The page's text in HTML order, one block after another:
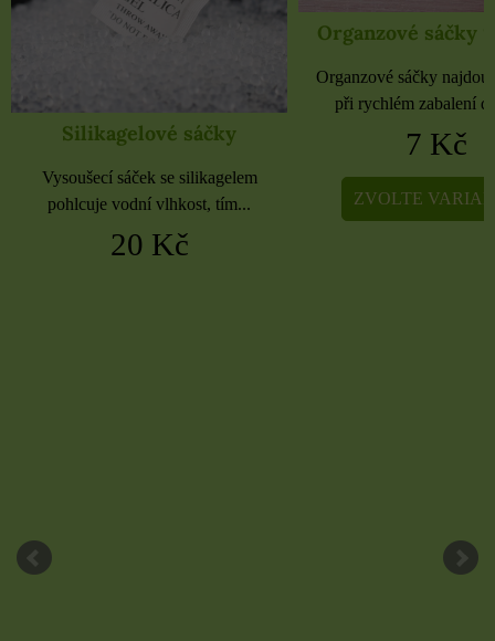
Organzové sáčky 9x12 cm
7 Kč
ZVOLTE VARIANTU
Organzové sáčky
Organzové sáčky najdou
při rychlém zabalení
5 Kč
ZVOLTE